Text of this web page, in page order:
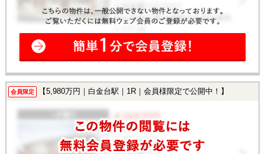
会員限定 【5,980万円｜白金台駅｜1R｜会員様限定で公開中！】